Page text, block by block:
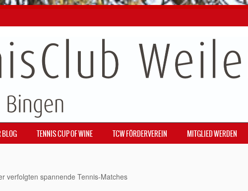
TENNIS CUP OF WINE TCW FÖRDERVEREIN MITGLIED WERDEN
verfolgten spannende Tennis-Matches